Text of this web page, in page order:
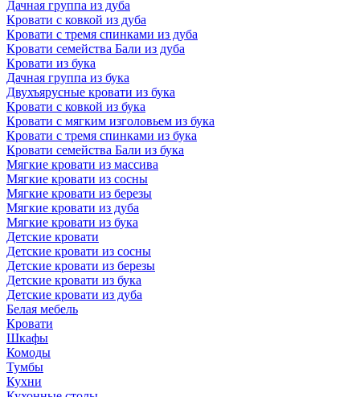
Дачная группа из дуба
Кровати с ковкой из дуба
Кровати с тремя спинками из дуба
Кровати семейства Бали из дуба
Кровати из бука
Дачная группа из бука
Двухъярусные кровати из бука
Кровати с ковкой из бука
Кровати с мягким изголовьем из бука
Кровати с тремя спинками из бука
Кровати семейства Бали из бука
Мягкие кровати из массива
Мягкие кровати из сосны
Мягкие кровати из березы
Мягкие кровати из дуба
Мягкие кровати из бука
Детские кровати
Детские кровати из сосны
Детские кровати из березы
Детские кровати из бука
Детские кровати из дуба
Белая мебель
Кровати
Шкафы
Комоды
Тумбы
Кухни